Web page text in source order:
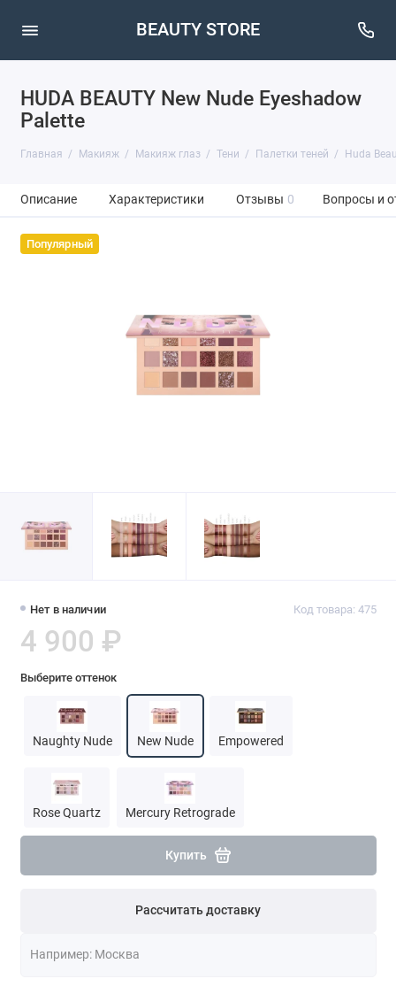
BEAUTY STORE
HUDA BEAUTY New Nude Eyeshadow
Palette
Главная Макияж Макияж глаз Тени Палетки теней Huda
Описание Характеристики Отзывы 0 Вопросы и
Популярный
Нет в наличии Код товара: 475
4 900 ₽
Выберите оттенок
Naughty Nude New Nude Empowered
Rose Quartz Mercury Retrograde
Купить
Рассчитать доставку